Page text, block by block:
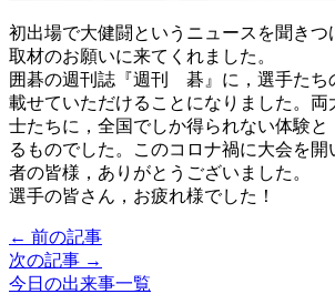
初出場で大健闘というニュースを聞きつ
取材のお願いに来てくれました。
囲碁の週刊誌『週刊 碁』に，選手たち
載せていただけることになりました。 両
士たちに，全国でしか得られない体験と
るものでした。
このコロナ禍に大会を
者の皆様，ありがとうございました。
選手の皆さん，お疲れ様でした！
← 前の記事
次の記事 →
今日の出来事一覧